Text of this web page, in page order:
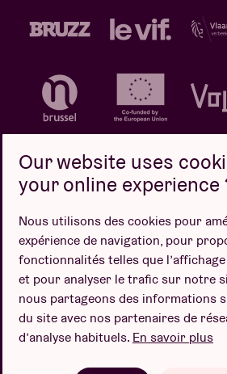
Politique de confidentialité
Conditions de
Design par
Our website uses
your online experience
Nous utilisons des cookies pour
expérience de navigation, pour
fonctionnalités telles que
et pour analyser le trafic sur notre
nous partageons des informations
du site avec nos partenaires de
d’analyse habituels. En savoir plus